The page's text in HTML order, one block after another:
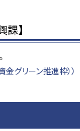
】
グリーン推進枠））